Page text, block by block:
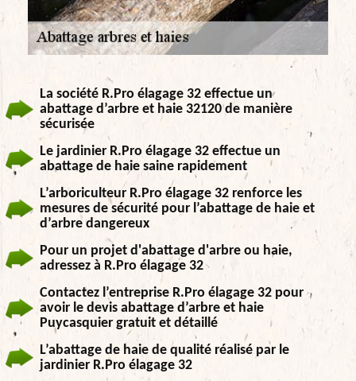
La société R.Pro élagage 32 effectue un
abattage d’arbre et haie 32120 de manière
sécurisée
Le jardinier R.Pro élagage 32 effectue un
abattage de haie saine rapidement
L’arboriculteur R.Pro élagage 32 renforce les
mesures de sécurité pour l’abattage de haie et
d’arbre dangereux
Pour un projet d'abattage d'arbre ou haie,
adressez à R.Pro élagage 32
Contactez l’entreprise R.Pro élagage 32 pour
avoir le devis abattage d’arbre et haie
Puycasquier gratuit et détaillé
L’abattage de haie de qualité réalisé par le
jardinier R.Pro élagage 32